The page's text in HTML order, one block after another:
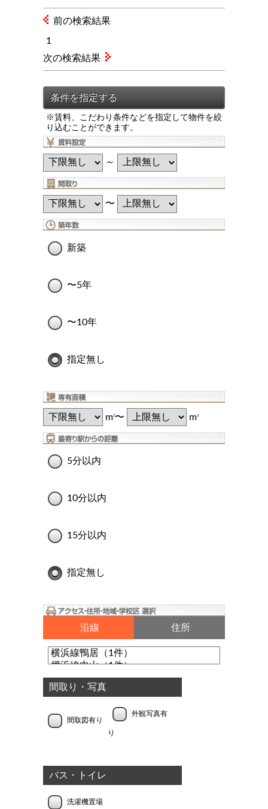
※賃料、こだわり条件などを指定して物件を絞
り込むことができます。
～
〜
新築
〜5年
〜10年
指定無し
m2〜 m2
5分以内
10分以内
15分以内
指定無し
沿線 住所
間取り・写真
間取図有り
外観写真有
り
バス・トイレ
洗濯機置場
前の検索結果
1